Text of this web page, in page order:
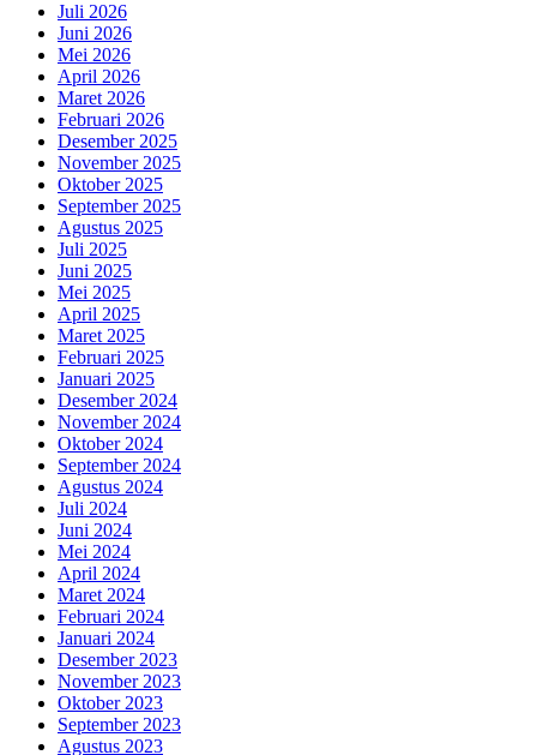
Juli 2026
Juni 2026
Mei 2026
April 2026
Maret 2026
Februari 2026
Desember 2025
November 2025
Oktober 2025
September 2025
Agustus 2025
Juli 2025
Juni 2025
Mei 2025
April 2025
Maret 2025
Februari 2025
Januari 2025
Desember 2024
November 2024
Oktober 2024
September 2024
Agustus 2024
Juli 2024
Juni 2024
Mei 2024
April 2024
Maret 2024
Februari 2024
Januari 2024
Desember 2023
November 2023
Oktober 2023
September 2023
Agustus 2023